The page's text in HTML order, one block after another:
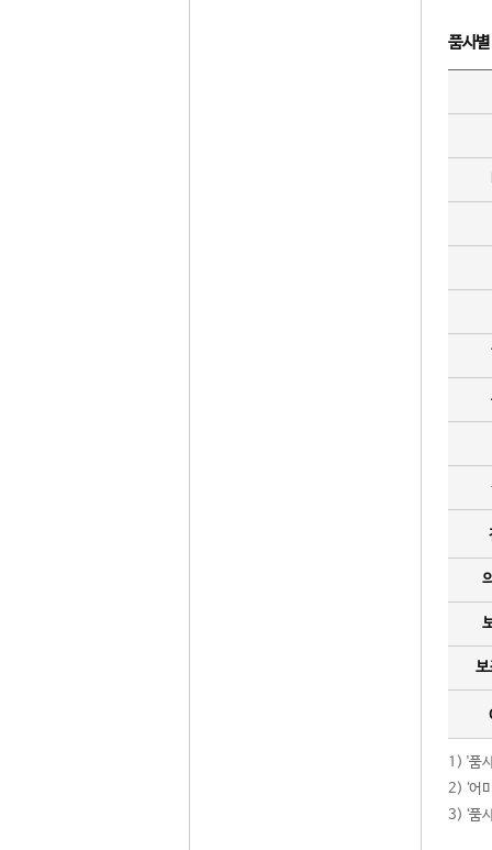
품사
보
1) '품
2) ‘어
3) ‘품